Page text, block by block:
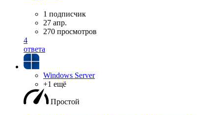
1 подписчик
27 апр.
270 просмотров
4
ответа
Windows Server
+1 ещё
Простой